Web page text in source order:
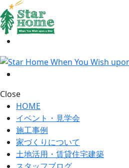
Close
HOME
イベント・見学会
施工事例
家づくりについて
土地活用・賃貸住宅建築